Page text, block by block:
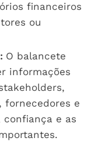
financeiros
ou
O balancete
informações
fornecedores e
confiança e as